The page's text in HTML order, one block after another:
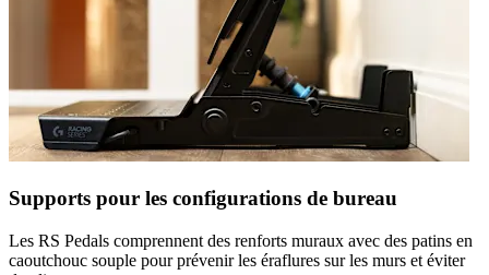
Supports pour les configurations de bureau
Les RS Pedals comprennent des renforts muraux avec des patins en
caoutchouc souple pour prévenir les éraflures sur les murs et éviter